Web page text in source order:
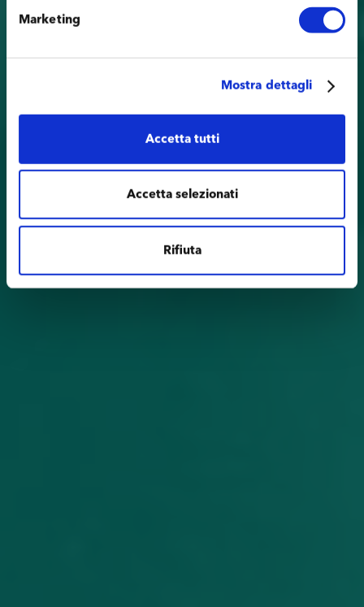
Marketing
Mostra dettagli
Accetta tutti
Accetta selezionati
Rifiuta